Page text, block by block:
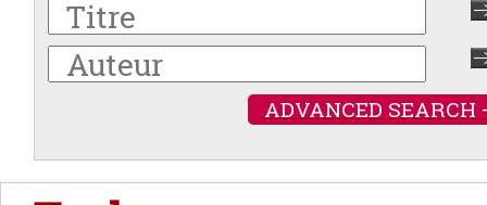
ADVANCED SEARCH